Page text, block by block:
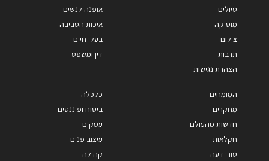
טיולים
מוסיקה
צילום
תרבות
הצהרת נגישות
אופנה לנשים
איכות הסביבה
בעלי חיים
דין ומשפט
המומחים
מחקרים
חדשות מהעולם
חקלאות
טורי דעה
כלכלה
ביטוח ופיננסים
עסקים
עיצוב פנים
קהילה